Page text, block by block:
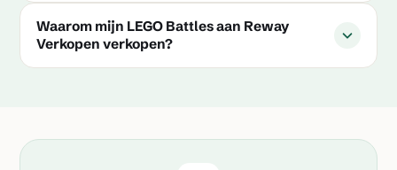
Waarom mijn LEGO Battles aan Reway
Verkopen verkopen?